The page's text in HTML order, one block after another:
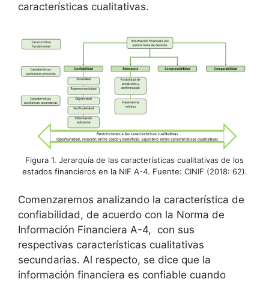
características cualitativas.
Figura 1. Jerarquía de las características cualitativas de los
estados financieros en la NIF A-4. Fuente: CINIF (2018: 62).
Comenzaremos analizando la característica de
confiabilidad, de acuerdo con la Norma de
Información Financiera A-4, con sus
respectivas características cualitativas
secundarias. Al respecto, se dice que la
información financiera es confiable cuando